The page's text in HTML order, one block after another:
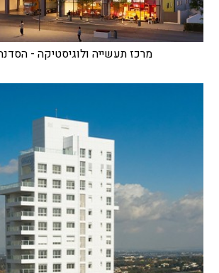
מרכז תעשייה ולוגיסטיקה -